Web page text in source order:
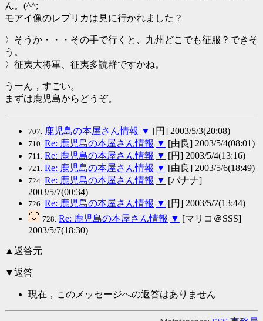
ん。(^^;
モアイ像のレプリカは見に行かれました？
〉そうか・・・その手で行くと、九州どこでも征服？できそ
う。
〉征夷大将軍、征夷多読群ですかね。
うーん，すごい。
まずは鹿児島からどうぞ。
707. 鹿児島の本屋さん情報 ▼ [円] 2003/5/3(20:08)
710. Re: 鹿児島の本屋さん情報 ▼ [由良] 2003/5/4(08:01)
711. Re: 鹿児島の本屋さん情報 ▼ [円] 2003/5/4(13:16)
721. Re: 鹿児島の本屋さん情報 ▼ [由良] 2003/5/6(18:49)
724. Re: 鹿児島の本屋さん情報 ▼ [バナナ]
2003/5/7(00:34)
726. Re: 鹿児島の本屋さん情報 ▼ [円] 2003/5/7(13:44)
728. Re: 鹿児島の本屋さん情報 ▼ [マリコ＠SSS]
2003/5/7(18:30)
▲返答元
▼返答
現在，このメッセージへの返答はありません